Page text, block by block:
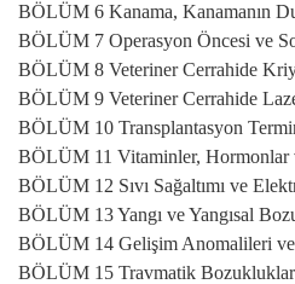
BÖLÜM 6 Kanama, Kanamanın
BÖLÜM 7 Operasyon Öncesi ve
BÖLÜM 8 Veteriner Cerrahide
BÖLÜM 9 Veteriner Cerrahide
BÖLÜM 10 Transplantasyon
BÖLÜM 11 Vitaminler, Hormonlar
BÖLÜM 12 Sıvı Sağaltımı ve
BÖLÜM 13 Yangı ve Yangısal
BÖLÜM 14 Gelişim Anomalileri
BÖLÜM 15 Travmatik